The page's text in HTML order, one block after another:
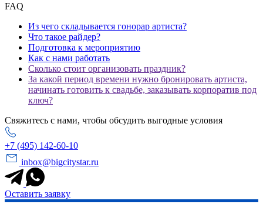
FAQ
Из чего складывается гонорар артиста?
Что такое райдер?
Подготовка к мероприятию
Как с нами работать
Сколько стоит организовать праздник?
За какой период времени нужно бронировать артиста,
начинать готовить к свадьбе, заказывать корпоратив под
ключ?
Свяжитесь с нами, чтобы обсудить выгодные условия
+7 (495) 142-60-10
inbox@bigcitystar.ru
Оставить заявку